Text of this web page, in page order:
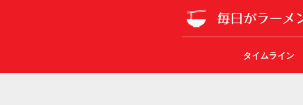
タイムライン